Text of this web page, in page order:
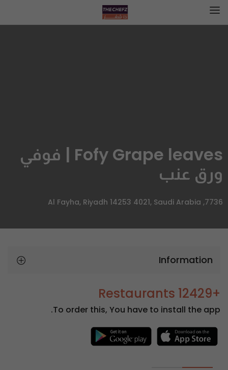
Fofy Grape leaves | فوفي
ورق عنب
7736, Al Fayha, Riyadh 14253 4021, Saudi Arabia
Information
+12429 Restaurants
To order this, You have to install the app.